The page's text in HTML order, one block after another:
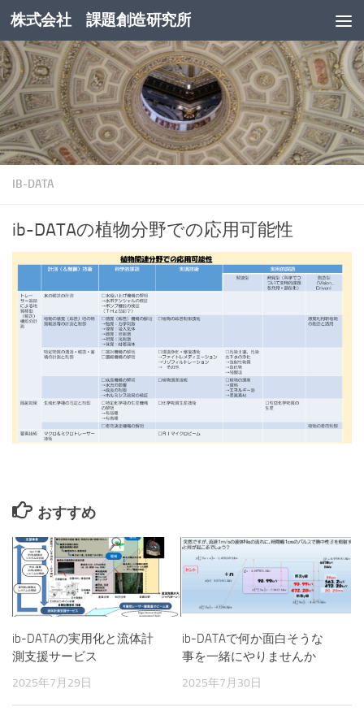
コンテンツへスキップ
株式会社 課題創造研究所
IB-DATA
ib-DATAの植物分野での応用可能性
おすすめ
ib-DATAの実用化と流体計
測支援サービス
2025年7月29日
ib-DATAで何か面白そうな
事を一緒にやりませんか
2025年7月30日